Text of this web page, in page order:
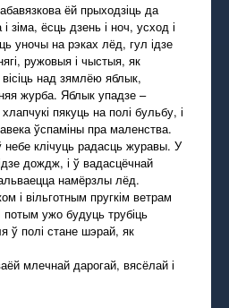
ёй прыходзіць да
зіма, ёсць дзень і ноч, усход і
уночы на рэках лёд, гул ідзе
ружовыя і чыстыя, як
над зямлёю яблык,
журба. Яблык упадзе –
пякуць на полі бульбу, і
ўспаміны пра маленства.
клічуць радасць журавы. У
дождж, і ў вадасцёчнай
намёрзлы лёд.
і вільготным пругкім ветрам
потым ужо будуць трубіць
ў полі стане шэрай, як
млечнай дарогай, вясёлай і